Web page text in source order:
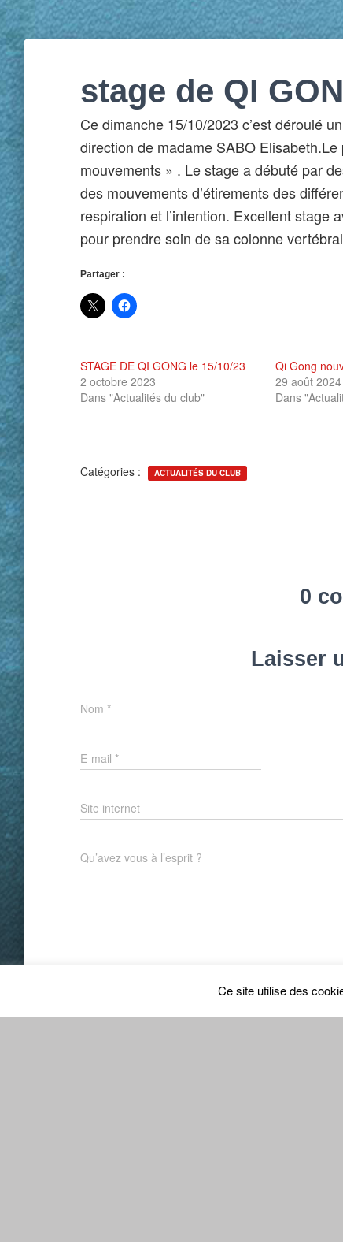
stage de QI
Ce dimanche 15/10/2023 c’est déroulé
direction de madame SABO
mouvements » . Le stage a débuté par
des mouvements d’étirements des
respiration et l’intention. Excellent stage
pour prendre soin de sa colonne
Partager :
STAGE DE QI GONG le 15/10/23
2 octobre 2023
Dans "Actualités du club"
Qi Gong
29 août 2024
Dans
Catégories : ACTUALITÉS DU CLUB
0
Laisser
Nom *
E-mail *
Site internet
Qu’avez vous à l’esprit ?
Ce site utilise des